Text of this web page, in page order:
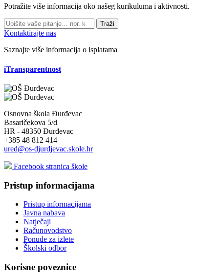
Potražite više informacija oko našeg kurikuluma i aktivnosti.
Traži
Kontaktirajte nas
Saznajte više informacija o isplatama
iTransparentnost
Osnovna škola Đurđevac
Basaričekova 5/d
HR - 48350 Đurđevac
+385 48 812 414
ured@os-djurdjevac.skole.hr
Facebook stranica škole
Pristup informacijama
Pristup informacijama
Javna nabava
Natječaji
Računovodstvo
Ponude za izlete
Školski odbor
Korisne poveznice